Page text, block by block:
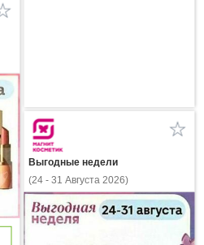
Выгодные недели
(24 - 31 Августа 2026)